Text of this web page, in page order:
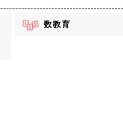
数教育